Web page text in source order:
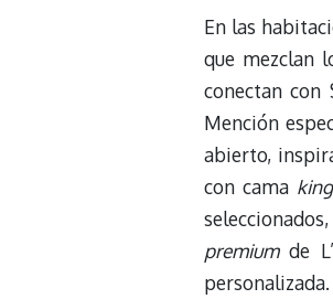
En las
que mezclan
conectan con
Mención
abierto,
con cama
premiumde
personalizada.